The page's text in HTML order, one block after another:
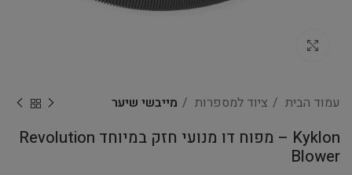
עמוד הבית ציוד למספרות מייבשי שיער
Kyklon – מפוח דו מנועי חזק במיוחד Revolution
Blower